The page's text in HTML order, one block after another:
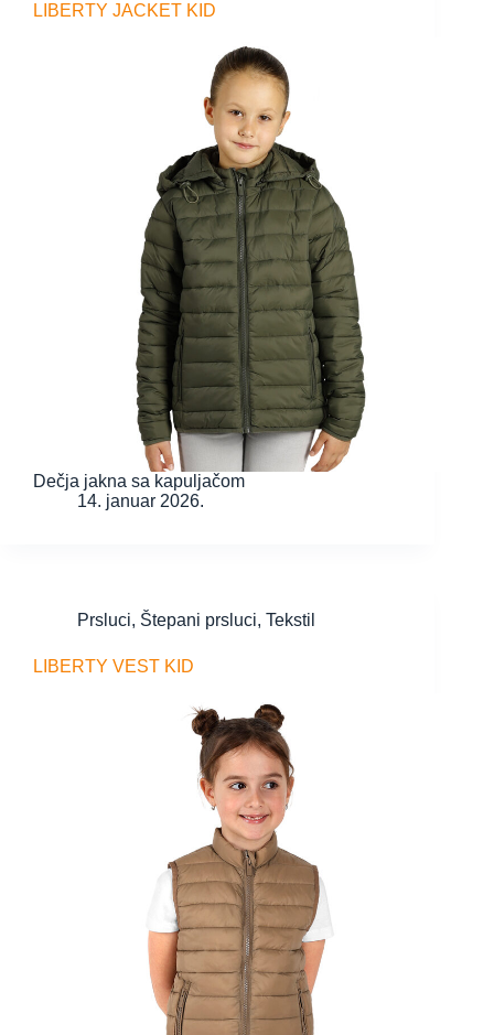
LIBERTY JACKET KID
Dečja jakna sa kapuljačom
14. januar 2026.
Prsluci, Štepani prsluci, Tekstil
LIBERTY VEST KID